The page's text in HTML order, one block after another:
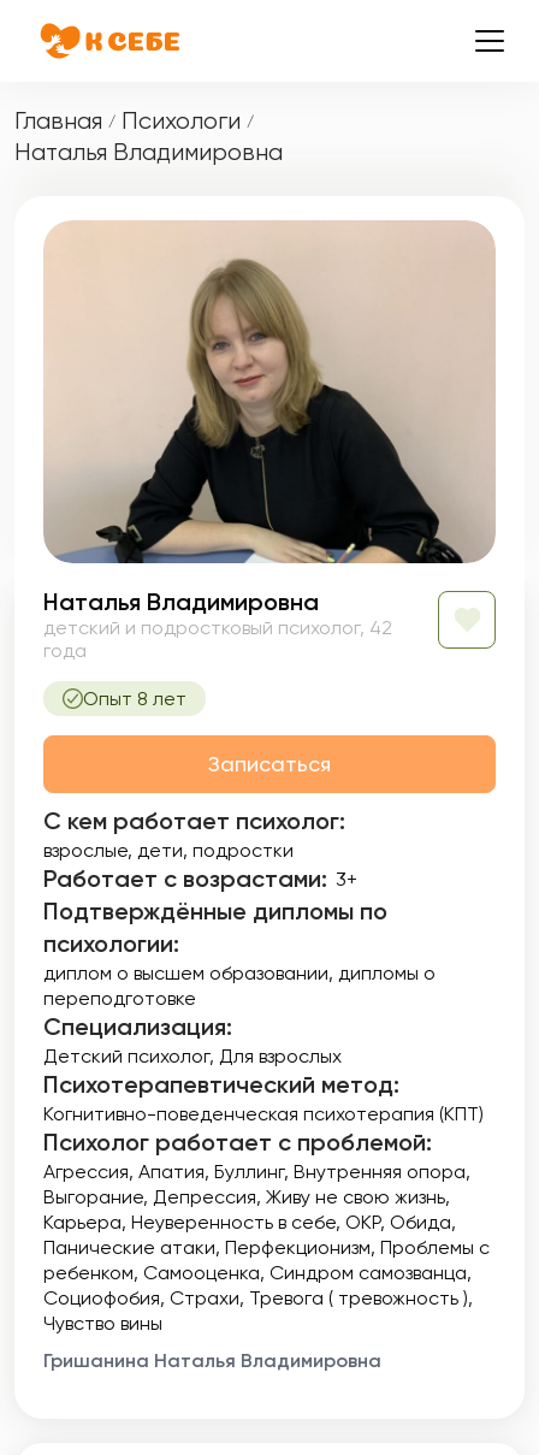
Главная / Психологи /
Наталья Владимировна
Наталья Владимировна
детский и подростковый психолог, 42
года
Опыт 8 лет
Записаться
С кем работает психолог:
взрослые, дети, подростки
Работает с возрастами: 3+
Подтверждённые дипломы по
психологии:
диплом о высшем образовании дипломы о
переподготовке
Специализация:
Детский психолог Для взрослых
Психотерапевтический метод:
Когнитивно-поведенческая психотерапия (КПТ)
Психолог работает с проблемой:
Агрессия Апатия Буллинг Внутренняя опора
Выгорание Депрессия Живу не свою жизнь
Карьера Неуверенность в себе ОКР Обида
Панические атаки Перфекционизм Проблемы с
ребенком Самооценка Синдром самозванца
Социофобия Страхи Тревога ( тревожность )
Чувство вины
Гришанина Наталья Владимировна